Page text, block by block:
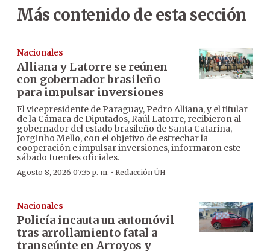
Más contenido de esta sección
Nacionales
Alliana y Latorre se reúnen
con gobernador brasileño
para impulsar inversiones
El vicepresidente de Paraguay, Pedro Alliana, y el titular
de la Cámara de Diputados, Raúl Latorre, recibieron al
gobernador del estado brasileño de Santa Catarina,
Jorginho Mello, con el objetivo de estrechar la
cooperación e impulsar inversiones, informaron este
sábado fuentes oficiales.
Agosto 8, 2026 07:35 p. m. · Redacción ÚH
Nacionales
Policía incauta un automóvil
tras arrollamiento fatal a
transeúnte en Arroyos y